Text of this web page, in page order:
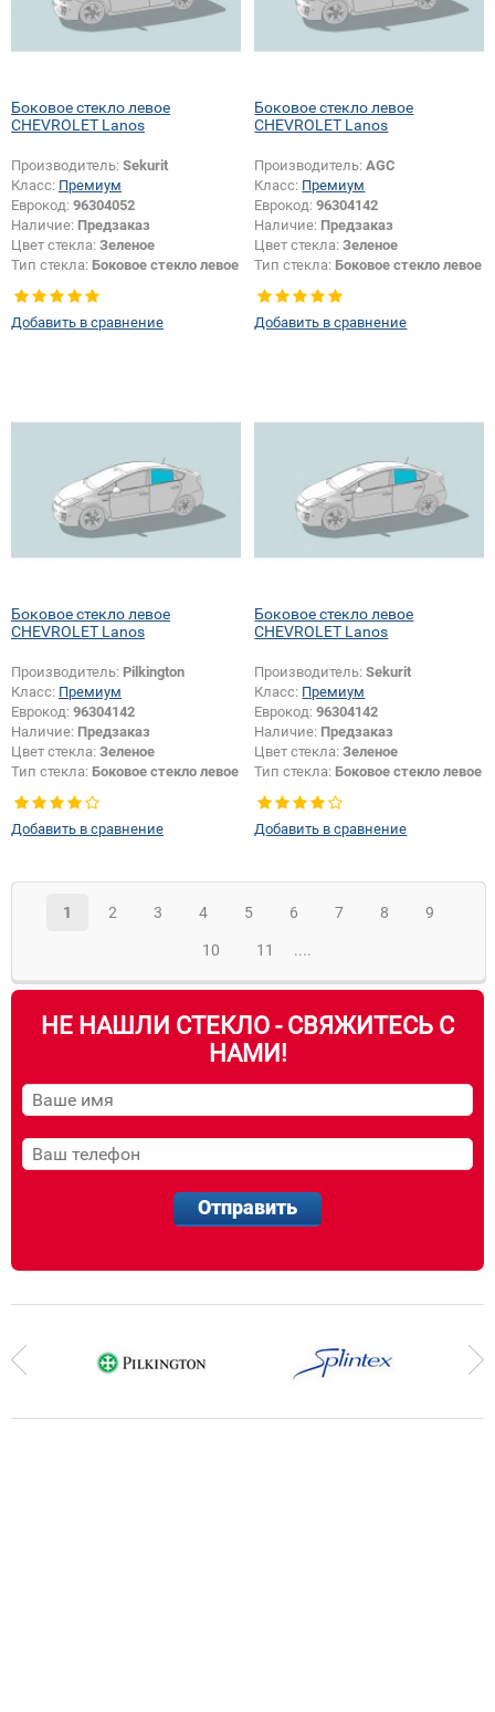
Боковое стекло левое
CHEVROLET Lanos
Производитель: Sekurit
Класс: Премиум
Еврокод: 96304052
Наличие: Предзаказ
Цвет стекла: Зеленое
Тип стекла: Боковое стекло левое
Добавить в сравнение
Боковое стекло левое
CHEVROLET Lanos
Производитель:AGC
Класс: Премиум
Еврокод:96304142
Наличие: Предзаказ
Цвет стекла:Зеленое
Тип стекла: Боковое стекло левое
Добавить в сравнение
Боковое стекло левое
CHEVROLET Lanos
Производитель: Pilkington
Класс: Премиум
Еврокод: 96304142
Наличие: Предзаказ
Цвет стекла: Зеленое
Тип стекла: Боковое стекло левое
Добавить в сравнение
Боковое стекло левое
CHEVROLET Lanos
Производитель:Sekurit
Класс: Премиум
Еврокод:96304142
Наличие: Предзаказ
Цвет стекла:Зеленое
Тип стекла: Боковое стекло левое
Добавить в сравнение
1 2 3 4 5 6 7 8 9
10 11 ....
НЕ НАШЛИ СТЕКЛО - СВЯЖИТЕСЬ С
НАМИ!
Отправить